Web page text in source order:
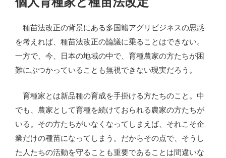
日:
種苗法改正の背景にある多国籍アグリビジネスの思惑
を考えれば、種苗法改正の論議に乗ることはできない。
一方で、今、日本の地域の中で、育種農家の方たちが困
難にぶつかっていることも無視できない現実だろう。
育種家とは新品種の育成を手掛ける方たちのこと。中
でも、農家として育種を続けておられる農家の方たちが
いる。その方たちがいなくなってしまえば、それこそ企
業だけの種苗になってしまう。だからその点で、そうし
た人たちの活動を守ることも重要であることは間違いな